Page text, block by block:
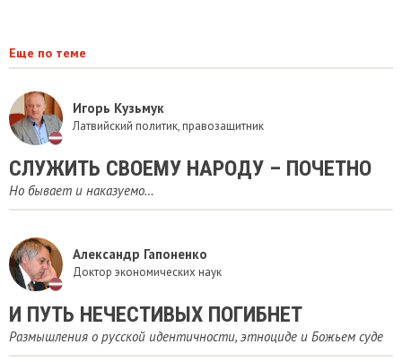
Еще по теме
Игорь Кузьмук
Латвийский политик, правозащитник
СЛУЖИТЬ СВОЕМУ НАРОДУ – ПОЧЕТНО
Но бывает и наказуемо…
Александр Гапоненко
Доктор экономических наук
И ПУТЬ НЕЧЕСТИВЫХ ПОГИБНЕТ
Размышления о русской идентичности, этноциде и Божьем суде